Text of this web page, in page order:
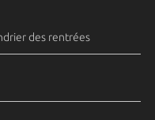
des rentrées